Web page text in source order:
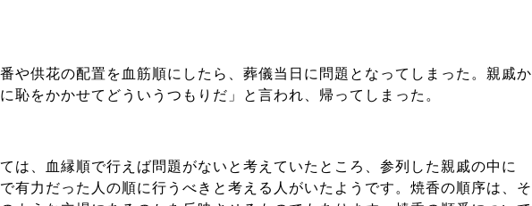
や供花の配置を血筋順にしたら、葬儀当日に問題となってしまった。親戚か
恥をかかせてどういうつもりだ」と言われ、帰ってしまった。
は、血縁順で行えば問題がないと考えていたところ、参列した親戚の中に
有力だった人の順に行うべきと考える人がいたようです。焼香の順序は、そ